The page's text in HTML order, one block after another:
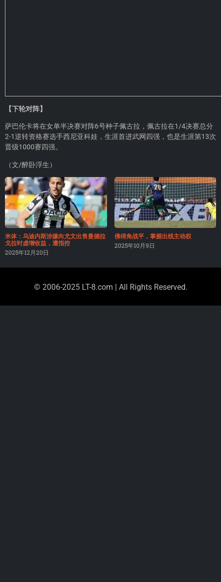
【下轮对阵】
萨巴伦卡将在女单半决赛对阵6号种子佩古拉，佩古拉在1/4决赛总分
2-1逆转资格赛选手西尼亚科娃，生涯首进武网四强，也是生涯第13次
晋级1000赛四强。
（文/醉卧浮生）
米体：乌迪内斯涉嫌向尤文出售曼德拉
戈拉时虚增收益，遭指控
2025年12月20日
佛得角战平，掌握出线主动权
2025年10月9日
© 2006-2025 LT-8.com | All Rights Reserved.